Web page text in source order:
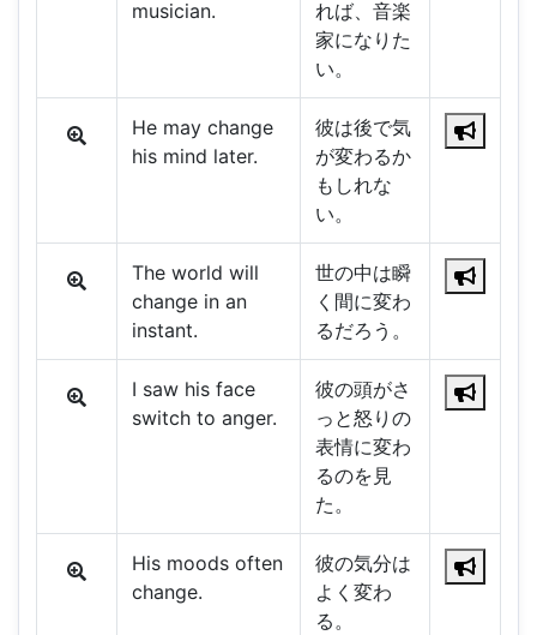
musician.
れば、音楽
家になりた
い。
He may change
his mind later.
彼は後で気
が変わるか
もしれな
い。
The world will
change in an
instant.
世の中は瞬
く間に変わ
るだろう。
I saw his face
switch to anger.
彼の頭がさ
っと怒りの
表情に変わ
るのを見
た。
His moods often
change.
彼の気分は
よく変わ
る。